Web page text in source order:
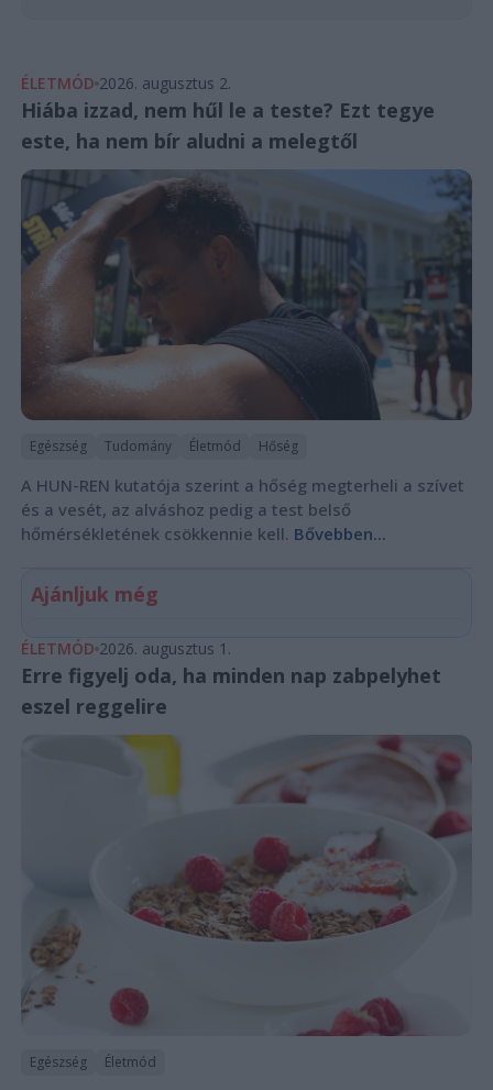
ÉLETMÓD 2026. augusztus 2.
Hiába izzad, nem hűl le a teste? Ezt tegye
este, ha nem bír aludni a melegtől
Egészség Tudomány Életmód Hőség
A HUN-REN kutatója szerint a hőség megterheli a szívet
és a vesét, az alváshoz pedig a test belső
hőmérsékletének csökkennie kell. Bővebben...
Ajánljuk még
ÉLETMÓD 2026. augusztus 1.
Erre figyelj oda, ha minden nap zabpelyhet
eszel reggelire
Egészség Életmód